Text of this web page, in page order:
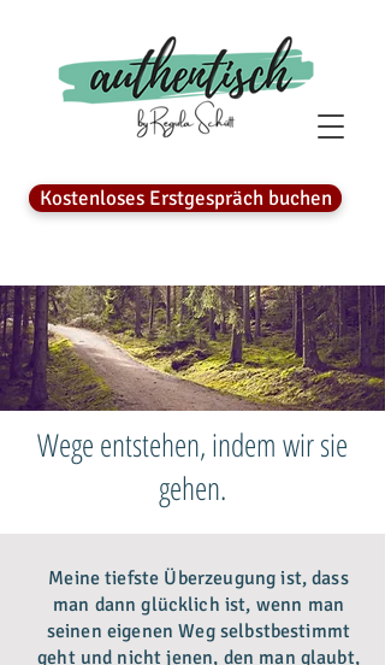
Kostenloses Erstgespräch buchen
Wege entstehen, indem wir sie
gehen.
Meine tiefste Überzeugung ist, dass
man dann glücklich ist, wenn man
seinen eigenen Weg selbstbestimmt
geht und nicht jenen, den man glaubt,